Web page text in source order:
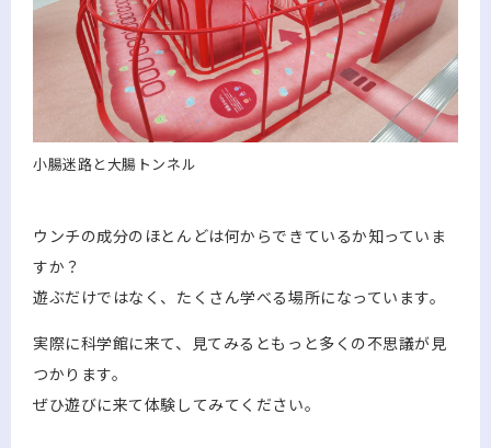
小腸迷路と大腸トンネル
ウンチの成分のほとんどは何からできているか知っていま
すか？
遊ぶだけではなく、たくさん学べる場所になっています。
実際に科学館に来て、見てみるともっと多くの不思議が見
つかります。
ぜひ遊びに来て体験してみてください。